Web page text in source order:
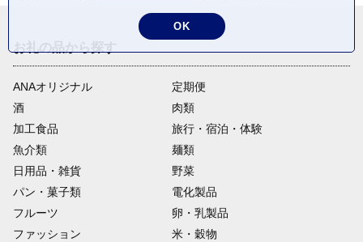
ANAオリジナル
定期便
酒
肉類
加工食品
旅行・宿泊・体験
魚介類
麺類
日用品・雑貨
野菜
パン・菓子類
電化製品
フルーツ
卵・乳製品
ファッション
米・穀物
OK